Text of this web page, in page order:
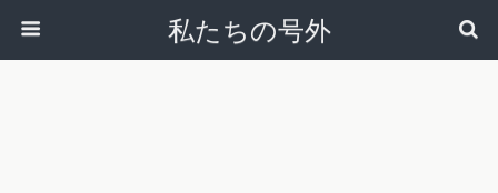
私たちの号外